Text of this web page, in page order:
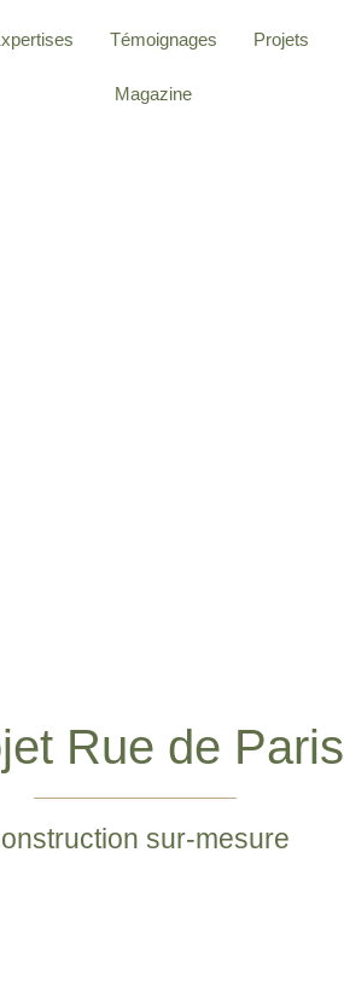
Témoignages Projets
Magazine
Rue de Paris
sur-mesure